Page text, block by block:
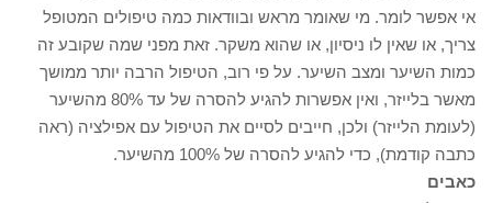
אי אפשר לומר. מי שאומר מראש ובוודאות כמה טיפולים המטופל
צריך, או שאין לו ניסיון, או שהוא משקר. זאת מפני שמה שקובע זה
כמות השיער ומצב השיער. על פי רוב, הטיפול הרבה יותר ממושך
מאשר בלייזר, ואין אפשרות להגיע להסרה של עד 80% מהשיער
(לעומת הלייזר) ולכן, חייבים לסיים את הטיפול עם אפילציה (ראה
כתבה קודמת), כדי להגיע להסרה של 100% מהשיער.
כאבים